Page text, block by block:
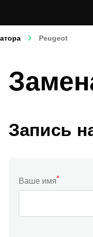
Peugeot
Запись
Ваше имя*